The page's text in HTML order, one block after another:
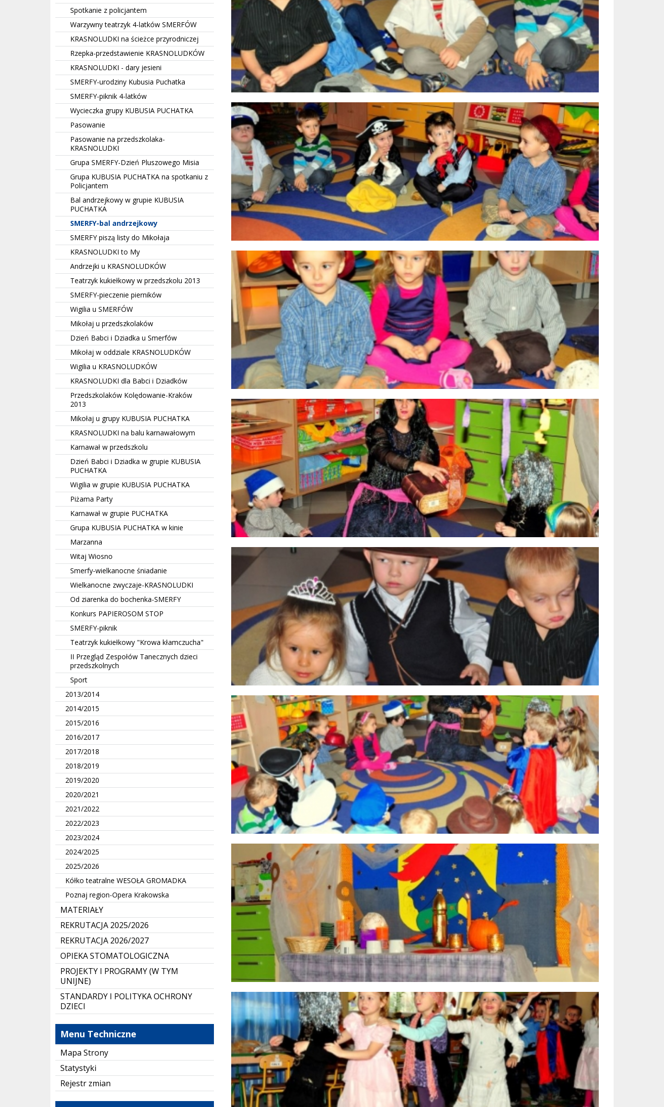
Spotkanie z policjantem
Warzywny teatrzyk 4-latków SMERFÓW
KRASNOLUDKI na ścieżce przyrodniczej
Rzepka-przedstawienie KRASNOLUDKÓW
KRASNOLUDKI - dary jesieni
SMERFY-urodziny Kubusia Puchatka
SMERFY-piknik 4-latków
Wycieczka grupy KUBUSIA PUCHATKA
Pasowanie
Pasowanie na przedszkolaka-
KRASNOLUDKI
Grupa SMERFY-Dzień Pluszowego Misia
Grupa KUBUSIA PUCHATKA na spotkaniu z
Policjantem
Bal andrzejkowy w grupie KUBUSIA
PUCHATKA
SMERFY-bal andrzejkowy
SMERFY piszą listy do Mikołaja
KRASNOLUDKI to My
Andrzejki u KRASNOLUDKÓW
Teatrzyk kukiełkowy w przedszkolu 2013
SMERFY-pieczenie pierników
Wigilia u SMERFÓW
Mikołaj u przedszkolaków
Dzień Babci i Dziadka u Smerfów
Mikołaj w oddziale KRASNOLUDKÓW
Wigilia u KRASNOLUDKÓW
KRASNOLUDKI dla Babci i Dziadków
Przedszkolaków Kolędowanie-Kraków
2013
Mikołaj u grupy KUBUSIA PUCHATKA
KRASNOLUDKI na balu karnawałowym
Karnawał w przedszkolu
Dzień Babci i Dziadka w grupie KUBUSIA
PUCHATKA
Wigilia w grupie KUBUSIA PUCHATKA
Piżama Party
Karnawał w grupie PUCHATKA
Grupa KUBUSIA PUCHATKA w kinie
Marzanna
Witaj Wiosno
Smerfy-wielkanocne śniadanie
Wielkanocne zwyczaje-KRASNOLUDKI
Od ziarenka do bochenka-SMERFY
Konkurs PAPIEROSOM STOP
SMERFY-piknik
Teatrzyk kukiełkowy "Krowa kłamczucha"
II Przegląd Zespołów Tanecznych dzieci
przedszkolnych
Sport
2013/2014
2014/2015
2015/2016
2016/2017
2017/2018
2018/2019
2019/2020
2020/2021
2021/2022
2022/2023
2023/2024
2024/2025
2025/2026
Kółko teatralne WESOŁA GROMADKA
Poznaj region-Opera Krakowska
MATERIAŁY
REKRUTACJA 2025/2026
REKRUTACJA 2026/2027
OPIEKA STOMATOLOGICZNA
PROJEKTY I PROGRAMY (W TYM
UNIJNE)
STANDARDY I POLITYKA OCHRONY
DZIECI
Menu Techniczne
Mapa Strony
Statystyki
Rejestr zmian